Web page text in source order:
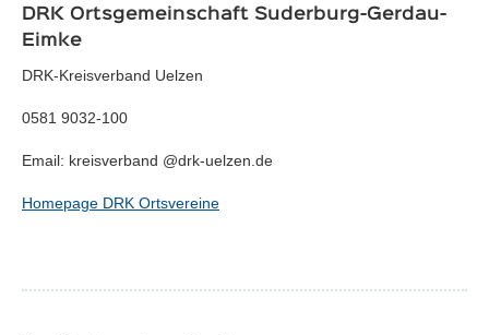
DRK Ortsgemeinschaft Suderburg-Gerdau-
Eimke
DRK-Kreisverband Uelzen
0581 9032-100
Email: kreisverband @drk-uelzen.de
Homepage DRK Ortsvereine